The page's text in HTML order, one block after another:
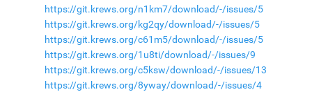
https://git.krews.org/n1km7/download/-/issues/5
https://git.krews.org/kg2qy/download/-/issues/5
https://git.krews.org/c61m5/download/-/issues/5
https://git.krews.org/1u8ti/download/-/issues/9
https://git.krews.org/c5ksw/download/-/issues/13
https://git.krews.org/8yway/download/-/issues/4